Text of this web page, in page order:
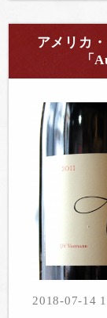
アメリカ
「
2018-07-14